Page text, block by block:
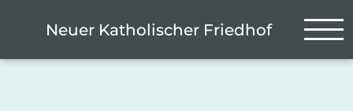
Neuer Katholischer Friedhof